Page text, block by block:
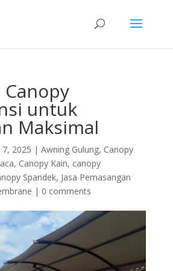
Canopy
untuk
Maksimal
7, 2025 | Awning Gulung, Canopy
, Canopy Kain, canopy
Spandek, Jasa Pemasangan
| 0 comments